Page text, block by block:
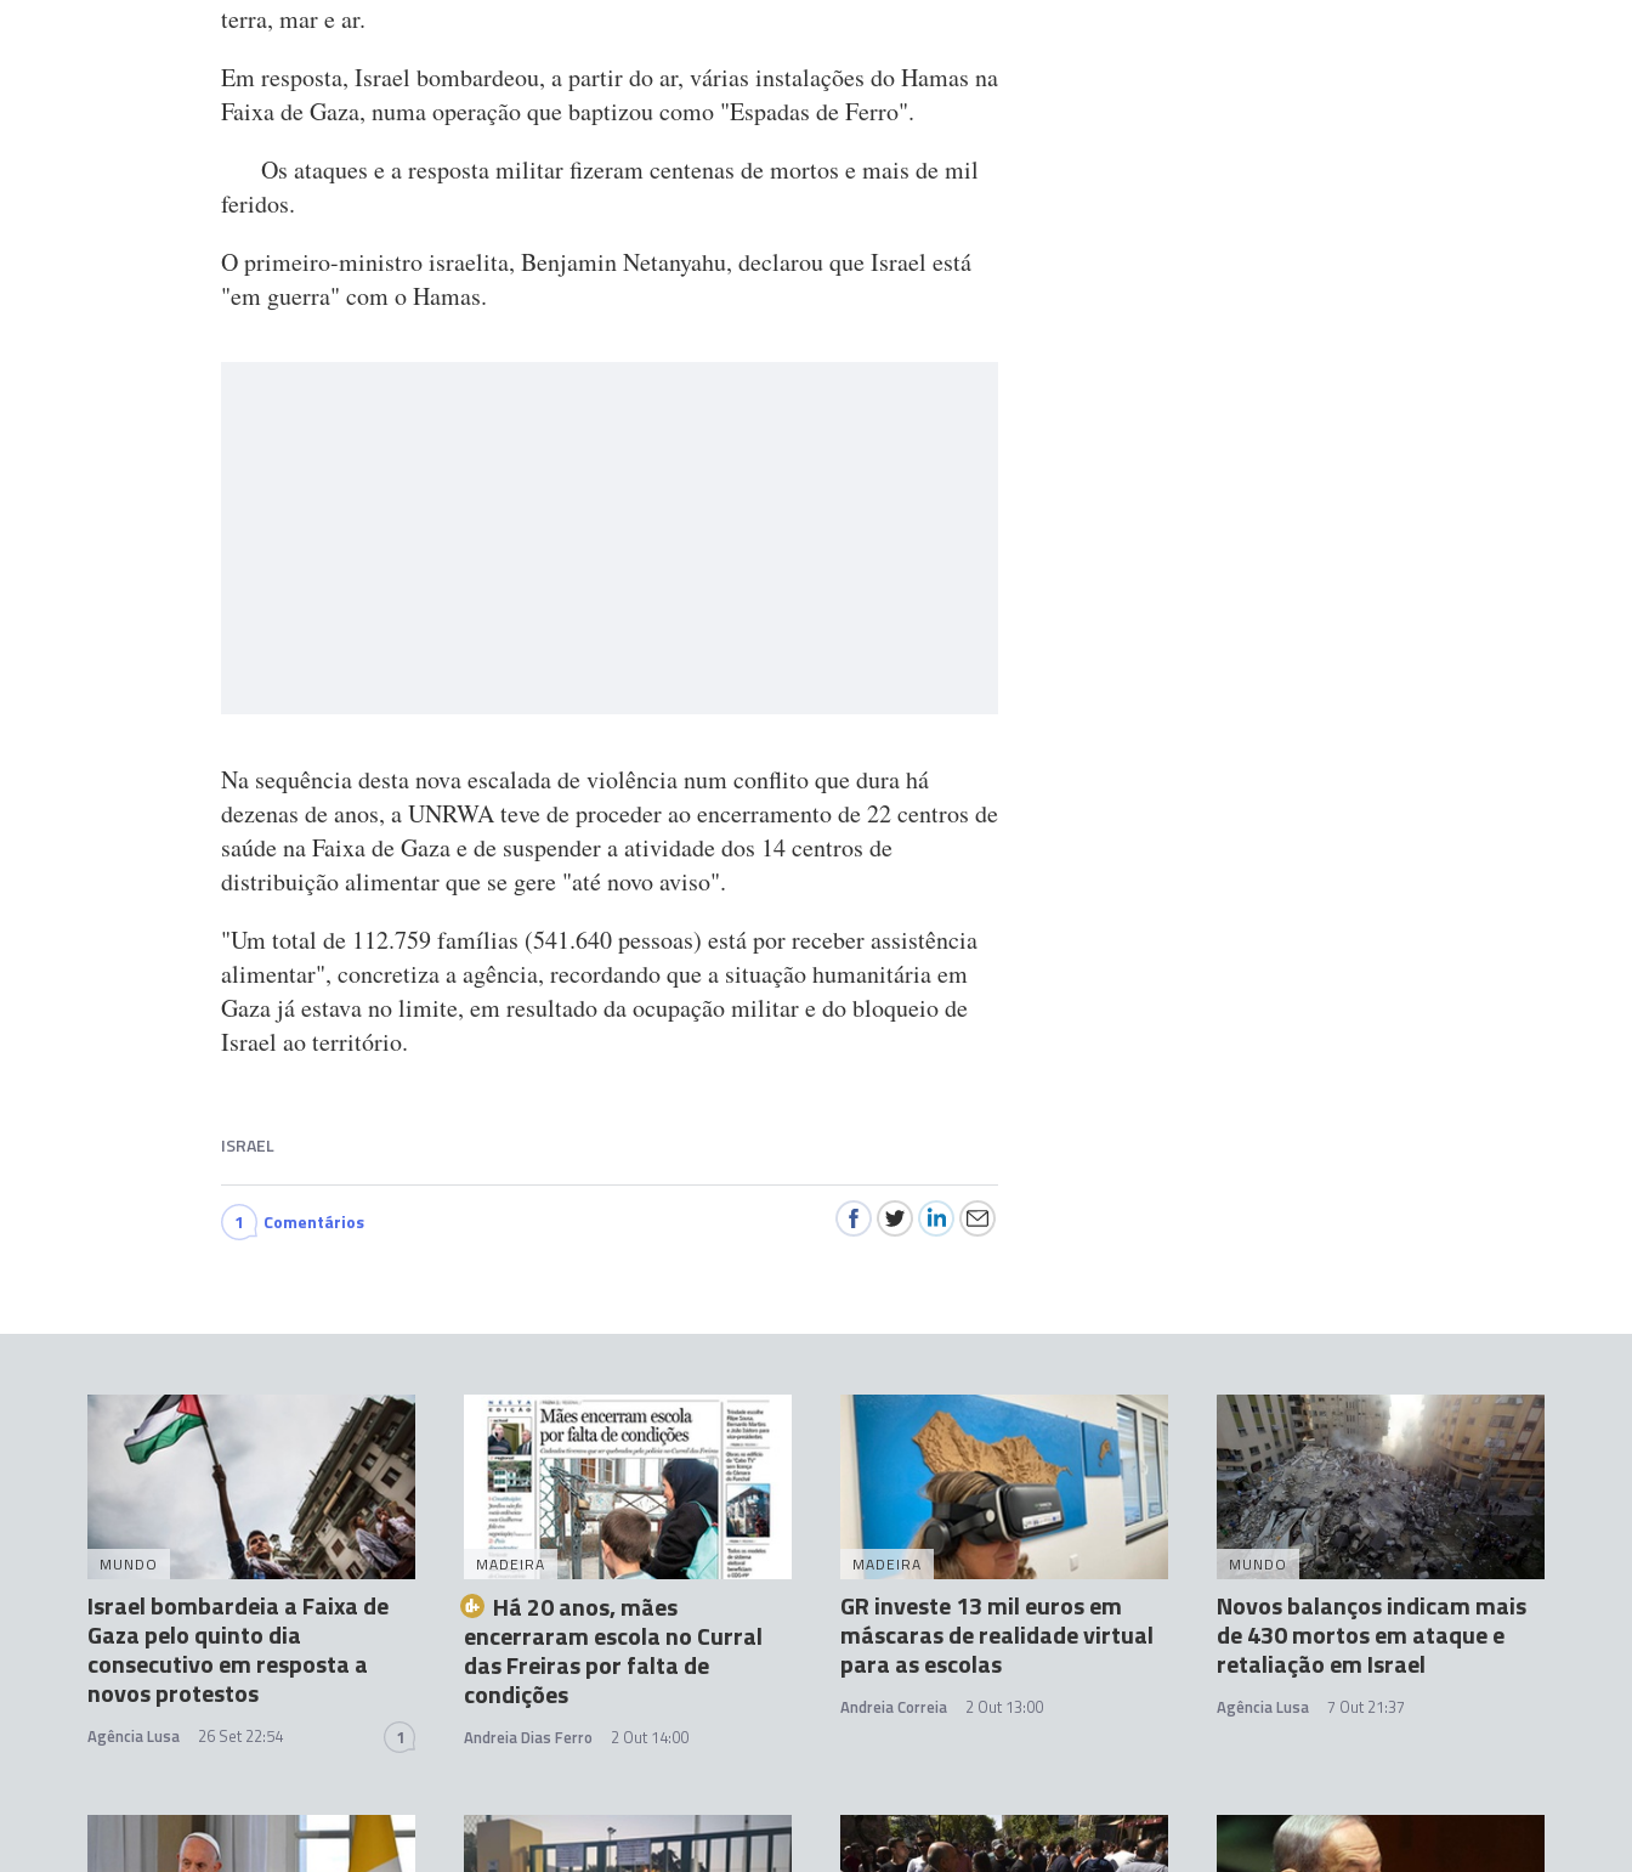
terra, mar e ar.
Em resposta, Israel bombardeou, a partir do ar, várias instalações do Hamas na
Faixa de Gaza, numa operação que baptizou como "Espadas de Ferro".
Os ataques e a resposta militar fizeram centenas de mortos e mais de mil
feridos.
O primeiro-ministro israelita, Benjamin Netanyahu, declarou que Israel está
"em guerra" com o Hamas.
Na sequência desta nova escalada de violência num conflito que dura há
dezenas de anos, a UNRWA teve de proceder ao encerramento de 22 centros de
saúde na Faixa de Gaza e de suspender a atividade dos 14 centros de
distribuição alimentar que se gere "até novo aviso".
"Um total de 112.759 famílias (541.640 pessoas) está por receber assistência
alimentar", concretiza a agência, recordando que a situação humanitária em
Gaza já estava no limite, em resultado da ocupação militar e do bloqueio de
Israel ao território.
ISRAEL
1 Comentários
MUNDO
Israel bombardeia a Faixa de
Gaza pelo quinto dia
consecutivo em resposta a
novos protestos
Agência Lusa 26 Set 22:54 1
MADEIRA
Há 20 anos, mães
encerraram escola no Curral
das Freiras por falta de
condições
Andreia Dias Ferro 2 Out 14:00
MADEIRA
GR investe 13 mil euros em
máscaras de realidade virtual
para as escolas
Andreia Correia 2 Out 13:00
MUNDO
Novos balanços indicam mais
de 430 mortos em ataque e
retaliação em Israel
Agência Lusa 7 Out 21:37